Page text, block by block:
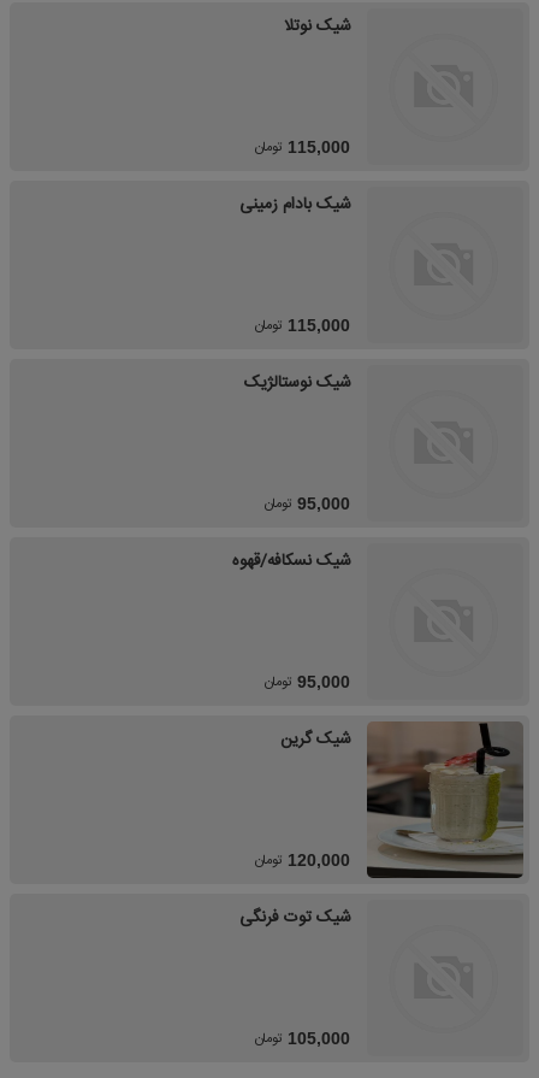
شیک نوتلا
115,000 تومان
شیک بادام زمینی
115,000 تومان
شیک نوستالژیک
95,000 تومان
شیک نسکافه/قهوه
95,000 تومان
شیک گرین
120,000 تومان
شیک توت فرنگی
105,000 تومان